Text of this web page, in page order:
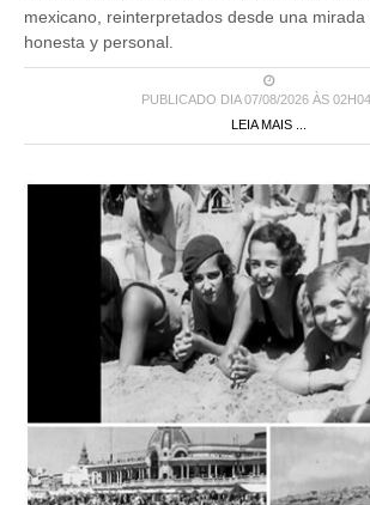
mexicano, reinterpretados desde una mirada
honesta y personal.
PUBLICADO DIA 07/08/2026 ÀS
LEIA MAIS ...